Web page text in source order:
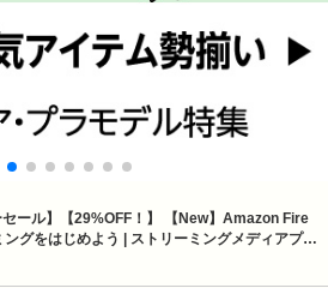
ール】【29%OFF！】 【New】Amazon Fire
グをはじめよう | ストリーミングメディアプ…